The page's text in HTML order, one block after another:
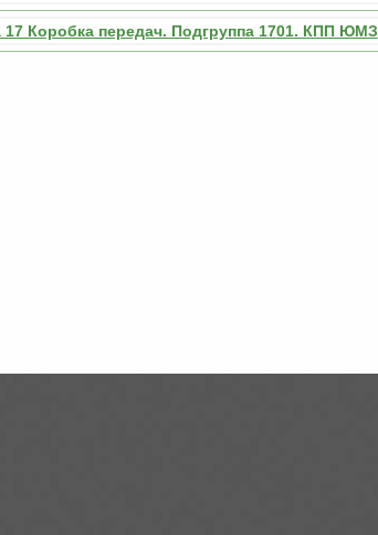
17 Коробка передач. Подгруппа 1701. КПП ЮМЗ